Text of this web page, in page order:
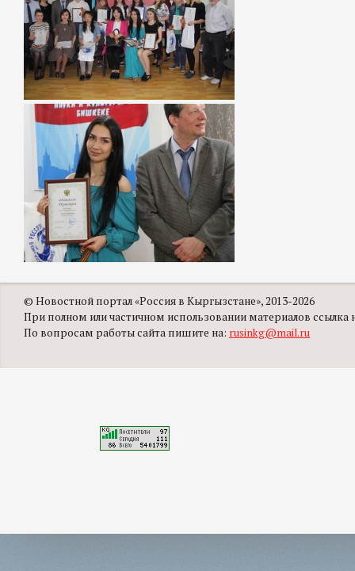
© Новостной портал «Россия в Кыргызстане», 2013-2026
При полном или частичном использовании материалов ссылка
По вопросам работы сайта пишите на: rusinkg@mail.ru